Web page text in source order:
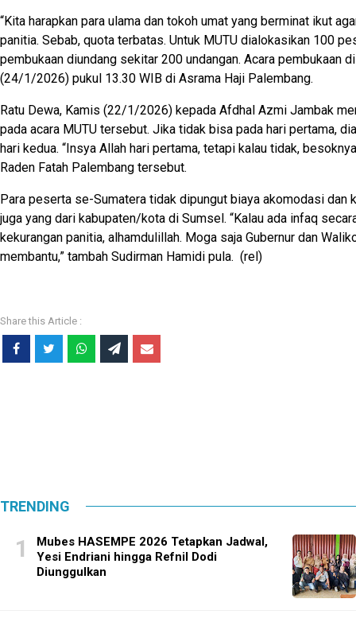
“Kita harapkan para ulama dan tokoh umat yang berminat ikut
panitia. Sebab, quota terbatas. Untuk MUTU dialokasikan 100
pembukaan diundang sekitar 200 undangan. Acara pembukaan
(24/1/2026) pukul 13.30 WIB di Asrama Haji Palembang.
Ratu Dewa, Kamis (22/1/2026) kepada Afdhal Azmi Jambak
pada acara MUTU tersebut. Jika tidak bisa pada hari pertama,
hari kedua. “Insya Allah hari pertama, tetapi kalau tidak,
Raden Fatah Palembang tersebut.
Para peserta se-Sumatera tidak dipungut biaya akomodasi dan
juga yang dari kabupaten/kota di Sumsel. “Kalau ada infaq
kekurangan panitia, alhamdulillah. Moga saja Gubernur dan
membantu,” tambah Sudirman Hamidi pula. (rel)
TRENDING
Mubes HASEMPE 2026 Tetapkan Jadwal,
Yesi Endriani hingga Refnil Dodi
Diunggulkan